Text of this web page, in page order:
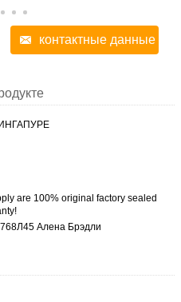
контактные данные
are 100% original factory sealed
Алена Брэдли